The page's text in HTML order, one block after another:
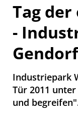
Tag der
-
Gendorf
Industriepark
Tür 2011
und